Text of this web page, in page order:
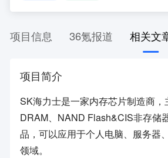
项目信息 36氪报道 相关文
项目简介
SK海力士是一家内存芯片制造商，
DRAM、NAND Flash&CIS非存储
品，可以应用于个人电脑、服务器
领域。